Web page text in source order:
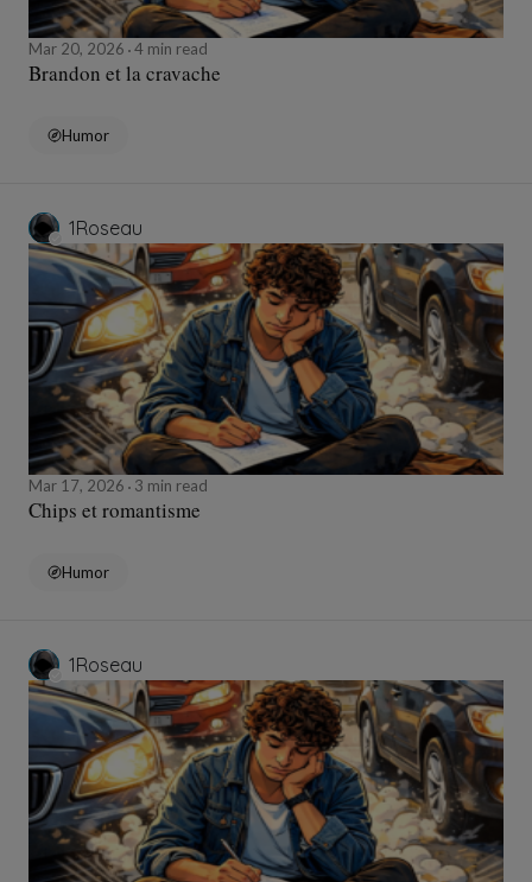
Mar 20, 2026 4 min read
Brandon et la cravache
Humor
1Roseau
Mar 17, 2026 3 min read
Chips et romantisme
Humor
1Roseau